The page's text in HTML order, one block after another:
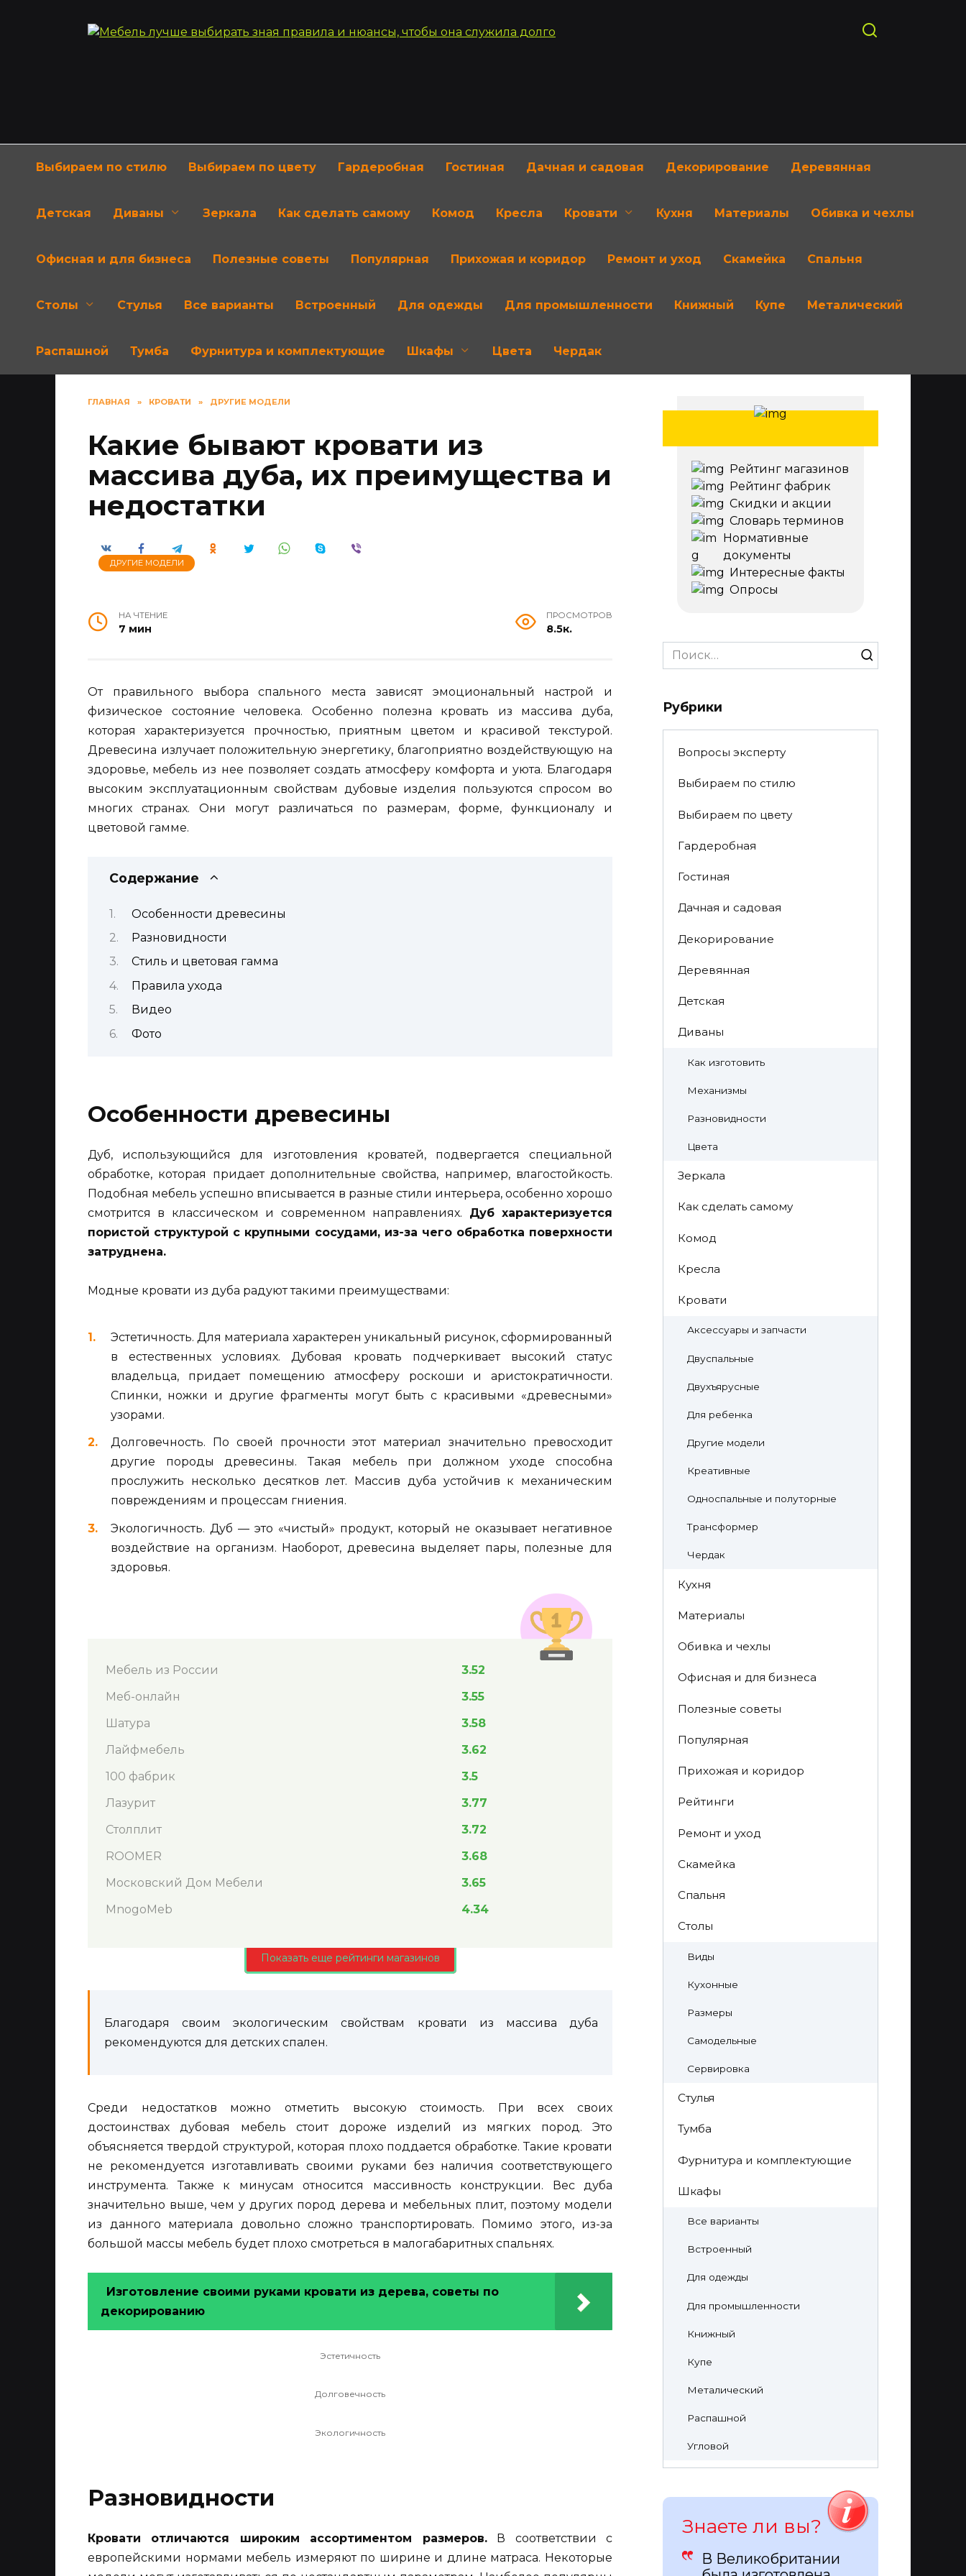
Выбираем по стилю Выбираем по цвету Гардеробная Гостиная Дачная и садовая Декорирование Деревянная
Детская Диваны Зеркала Как сделать самому Комод Кресла Кровати Кухня Материалы Обивка и чехлы
Офисная и для бизнеса Полезные советы Популярная Прихожая и коридор Ремонт и уход Скамейка Спальня
Столы Стулья Все варианты Встроенный Для одежды Для промышленности Книжный Купе Металический
Распашной Тумба Фурнитура и комплектующие Шкафы Цвета Чердак
ГЛАВНАЯ » КРОВАТИ » ДРУГИЕ МОДЕЛИ
Какие бывают кровати из
массива дуба, их преимущества и
недостатки
ДРУГИЕ МОДЕЛИ
НА ЧТЕНИЕ
7 мин
ПРОСМОТРОВ
8.5к.
От правильного выбора спального места зависят эмоциональный настрой и
физическое состояние человека. Особенно полезна кровать из массива дуба,
которая характеризуется прочностью, приятным цветом и красивой текстурой.
Древесина излучает положительную энергетику, благоприятно воздействующую на
здоровье, мебель из нее позволяет создать атмосферу комфорта и уюта. Благодаря
высоким эксплуатационным свойствам дубовые изделия пользуются спросом во
многих странах. Они могут различаться по размерам, форме, функционалу и
цветовой гамме.
Содержание
Особенности древесины
Разновидности
Стиль и цветовая гамма
Правила ухода
Видео
Фото
Особенности древесины
Дуб, использующийся для изготовления кроватей, подвергается специальной
обработке, которая придает дополнительные свойства, например, влагостойкость.
Подобная мебель успешно вписывается в разные стили интерьера, особенно хорошо
смотрится в классическом и современном направлениях. Дуб характеризуется
пористой структурой с крупными сосудами, из-за чего обработка поверхности
затруднена.
Модные кровати из дуба радуют такими преимуществами:
Эстетичность. Для материала характерен уникальный рисунок, сформированный
в естественных условиях. Дубовая кровать подчеркивает высокий статус
владельца, придает помещению атмосферу роскоши и аристократичности.
Спинки, ножки и другие фрагменты могут быть с красивыми «древесными»
узорами.
Долговечность. По своей прочности этот материал значительно превосходит
другие породы древесины. Такая мебель при должном уходе способна
прослужить несколько десятков лет. Массив дуба устойчив к механическим
повреждениям и процессам гниения.
Экологичность. Дуб — это «чистый» продукт, который не оказывает негативное
воздействие на организм. Наоборот, древесина выделяет пары, полезные для
здоровья.
Мебель из России
3.52
Меб-онлайн
3.55
Шатура
3.58
Лайфмебель
3.62
100 фабрик
3.5
Лазурит
3.77
Столплит
3.72
ROOMER
3.68
Московский Дом Мебели
3.65
MnogoMeb
4.34
Показать еще рейтинги магазинов
Благодаря своим экологическим свойствам кровати из массива дуба
рекомендуются для детских спален.
Среди недостатков можно отметить высокую стоимость. При всех своих
достоинствах дубовая мебель стоит дороже изделий из мягких пород. Это
объясняется твердой структурой, которая плохо поддается обработке. Такие кровати
не рекомендуется изготавливать своими руками без наличия соответствующего
инструмента. Также к минусам относится массивность конструкции. Вес дуба
значительно выше, чем у других пород дерева и мебельных плит, поэтому модели
из данного материала довольно сложно транспортировать. Помимо этого, из-за
большой массы мебель будет плохо смотреться в малогабаритных спальнях.
Изготовление своими руками кровати из дерева, советы по
декорированию
Эстетичность
Долговечность
Экологичность
Разновидности
Кровати отличаются широким ассортиментом размеров.В соответствии с
европейскими нормами мебель измеряют по ширине и длине матраса. Некоторые
Рейтинг магазинов
Рейтинг фабрик
Скидки и акции
Словарь терминов
Нормативные
документы
Интересные факты
Опросы
Search
for:
Рубрики
Вопросы эксперту
Выбираем по стилю
Выбираем по цвету
Гардеробная
Гостиная
Дачная и садовая
Декорирование
Деревянная
Детская
Диваны
Как изготовить
Механизмы
Разновидности
Цвета
Зеркала
Как сделать самому
Комод
Кресла
Кровати
Аксессуары и запчасти
Двуспальные
Двухъярусные
Для ребенка
Другие модели
Креативные
Односпальные и полуторные
Трансформер
Чердак
Кухня
Материалы
Обивка и чехлы
Офисная и для бизнеса
Полезные советы
Популярная
Прихожая и коридор
Рейтинги
Ремонт и уход
Скамейка
Спальня
Столы
Виды
Кухонные
Размеры
Самодельные
Сервировка
Стулья
Тумба
Фурнитура и комплектующие
Шкафы
Все варианты
Встроенный
Для одежды
Для промышленности
Книжный
Купе
Металический
Распашной
Угловой
Знаете ли вы?
В Великобритании